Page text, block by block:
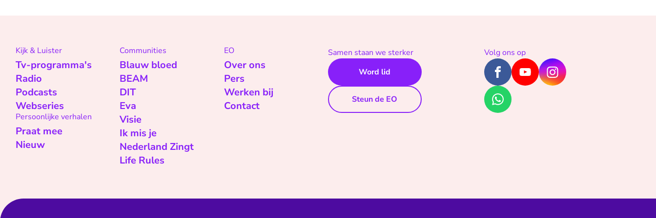
Kijk & Luister
Tv-programma's
Radio
Podcasts
Webseries
Persoonlijke verhalen
Praat mee
Nieuw
Communities
Blauw bloed
BEAM
DIT
Eva
Visie
Ik mis je
Nederland Zingt
Life Rules
EO
Over ons
Pers
Werken bij
Contact
Samen staan we sterker
Word lid
Steun de EO
Volg ons op